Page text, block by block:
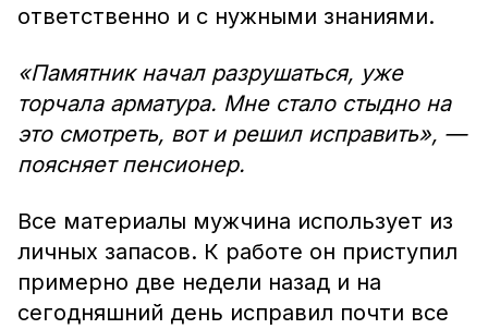
ответственно и с нужными знаниями.
«Памятник начал разрушаться, уже
торчала арматура. Мне стало стыдно на
это смотреть, вот и решил исправить», —
поясняет пенсионер.
Все материалы мужчина использует из
личных запасов. К работе он приступил
примерно две недели назад и на
сегодняшний день исправил почти все